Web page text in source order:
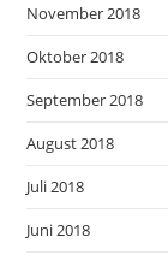
November 2018
Oktober 2018
September 2018
August 2018
Juli 2018
Juni 2018